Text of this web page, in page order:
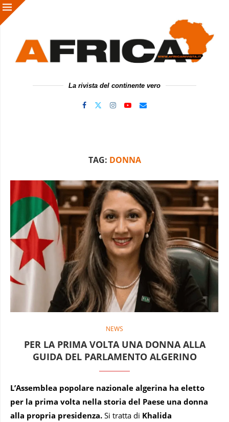
La rivista del continente vero
TAG: DONNA
NEWS
PER LA PRIMA VOLTA UNA DONNA ALLA
GUIDA DEL PARLAMENTO ALGERINO
L’Assemblea popolare nazionale algerina ha eletto
per la prima volta nella storia del Paese una donna
alla propria presidenza. Si tratta di Khalida